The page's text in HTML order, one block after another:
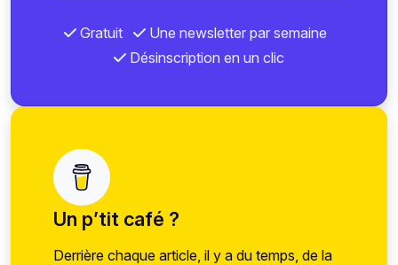
Gratuit
Une newsletter par semaine
Désinscription en un clic
Un p’tit café ?
Derrière chaque article, il y a du temps, de la